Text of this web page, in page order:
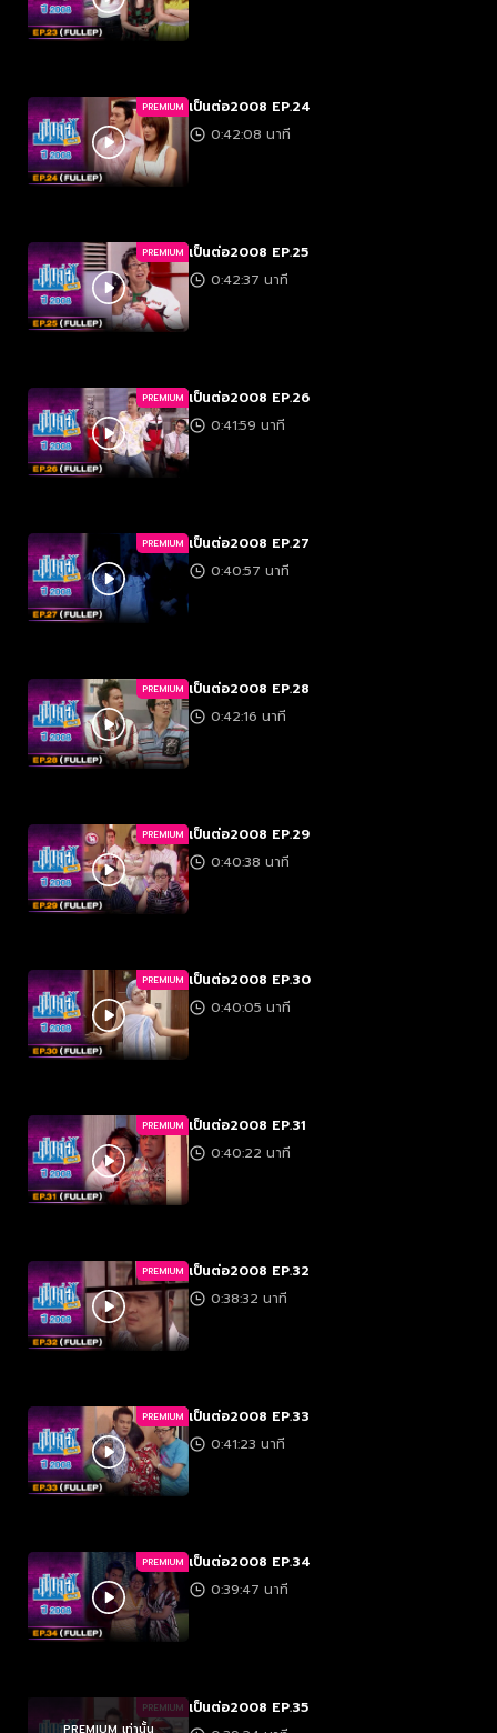
PREMIUM เป็นต่อ2008 EP.24
0:42:08 นาที
PREMIUM เป็นต่อ2008 EP.25
0:42:37 นาที
PREMIUM เป็นต่อ2008 EP.26
0:41:59 นาที
PREMIUM เป็นต่อ2008 EP.27
0:40:57 นาที
PREMIUM เป็นต่อ2008 EP.28
0:42:16 นาที
PREMIUM เป็นต่อ2008 EP.29
0:40:38 นาที
PREMIUM เป็นต่อ2008 EP.30
0:40:05 นาที
PREMIUM เป็นต่อ2008 EP.31
0:40:22 นาที
PREMIUM เป็นต่อ2008 EP.32
0:38:32 นาที
PREMIUM เป็นต่อ2008 EP.33
0:41:23 นาที
PREMIUM เป็นต่อ2008 EP.34
0:39:47 นาที
PREMIUM
PREMIUM เท่านั้น
เป็นต่อ2008 EP.35